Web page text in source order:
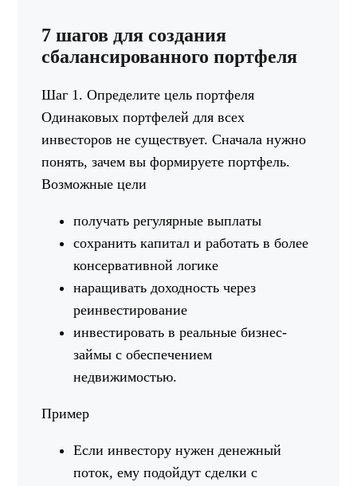
7 шагов для создания
сбалансированного портфеля
Шаг 1. Определите цель портфеля
Одинаковых портфелей для всех
инвесторов не существует. Сначала нужно
понять, зачем вы формируете портфель.
Возможные цели
получать регулярные выплаты
сохранить капитал и работать в более
консервативной логике
наращивать доходность через
реинвестирование
инвестировать в реальные бизнес-
займы с обеспечением
недвижимостью.
Пример
Если инвестору нужен денежный
поток, ему подойдут сделки с